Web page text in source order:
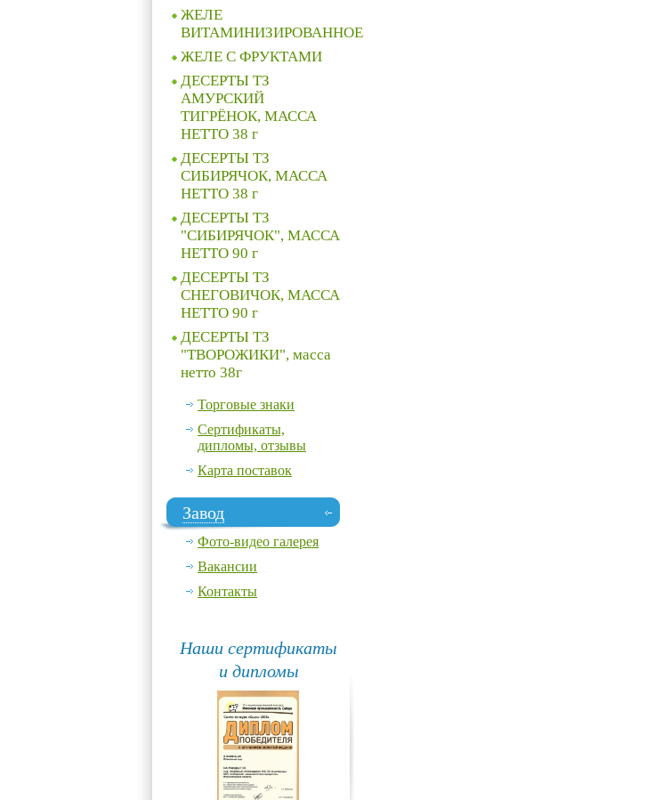
ЖЕЛЕ
ВИТАМИНИЗИРОВАННОЕ
ЖЕЛЕ C ФРУКТАМИ
ДЕСЕРТЫ ТЗ
АМУРСКИЙ
ТИГРЁНОК, МАССА
НЕТТО 38 г
ДЕСЕРТЫ ТЗ
СИБИРЯЧОК, МАССА
НЕТТО 38 г
ДЕСЕРТЫ ТЗ
"СИБИРЯЧОК", МАССА
НЕТТО 90 г
ДЕСЕРТЫ ТЗ
СНЕГОВИЧОК, МАССА
НЕТТО 90 г
ДЕСЕРТЫ ТЗ
"ТВОРОЖИКИ", масса
нетто 38г
Торговые знаки
Сертификаты,
дипломы, отзывы
Карта поставок
Завод
Фото-видео галерея
Вакансии
Контакты
Наши сертификаты
и дипломы